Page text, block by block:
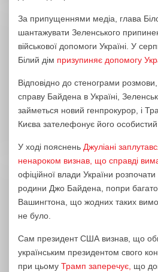
За припущеннями медіа, глава
шантажувати Зеленського
військової допомоги Україні. У
Білий дім призупиняє допомогу
Відповідно до стенограми
справу Байдена в Україні,
займеться новий генпрокурор, і
Києва зателефонує його особистий
У ході пояснень Джуліані
ненароком визнав, що справді
офіційної влади України
родини Джо Байдена, попри
Вашингтона, що жодних таких
не було.
Сам президент США визнав, що
українським президентом свого
при цьому Трамп заперечує, що